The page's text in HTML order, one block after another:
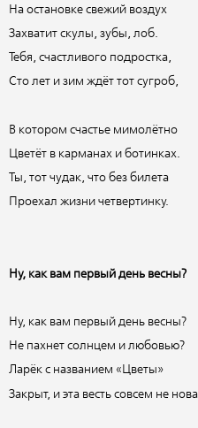
На остановке свежий воздух
Захватит скулы, зубы, лоб.
Тебя, счастливого подростка,
Сто лет и зим ждёт тот сугроб,
В котором счастье мимолётно
Цветёт в карманах и ботинках.
Ты, тот чудак, что без билета
Проехал жизни четвертинку.
Ну, как вам первый день весны?
Ну, как вам первый день весны?
Не пахнет солнцем и любовью?
Ларёк с названием «Цветы»
Закрыт, и эта весть совсем не нова.